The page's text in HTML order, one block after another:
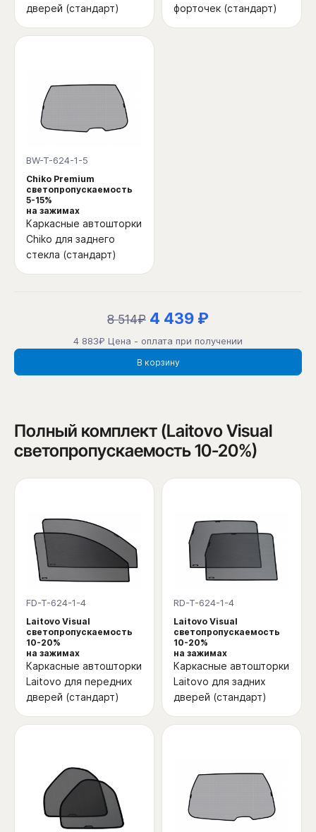
дверей (стандарт)
форточек (стандарт)
BW-T-624-1-5
Chiko Premium
светопропускаемость
5-15%
на зажимах
Каркасные автошторки
Chiko для заднего
стекла (стандарт)
8 514₽ 4 439 ₽
4 883₽ Цена - оплата при получении
В корзину
Полный комплект (Laitovo Visual
светопропускаемость 10-20%)
FD-T-624-1-4
Laitovo Visual
светопропускаемость
10-20%
на зажимах
Каркасные автошторки
Laitovo для передних
дверей (стандарт)
RD-T-624-1-4
Laitovo Visual
светопропускаемость
10-20%
на зажимах
Каркасные автошторки
Laitovo для задних
дверей (стандарт)